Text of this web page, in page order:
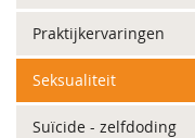
Praktijkervaringen
Seksualiteit
Suïcide - zelfdoding